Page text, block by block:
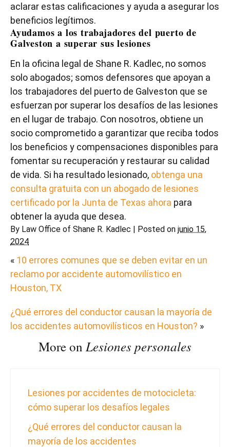
aclarar estas calificaciones y ayuda a asegurar los
beneficios legítimos.
Ayudamos a los trabajadores del puerto de
Galveston a superar sus lesiones
En la oficina legal de Shane R. Kadlec, no somos
solo abogados; somos defensores que apoyan a
los trabajadores del puerto de Galveston que se
esfuerzan por superar los desafíos de las lesiones
en el lugar de trabajo. Con nosotros, obtiene un
socio comprometido a garantizar que reciba todos
los beneficios y compensaciones disponibles para
fomentar su recuperación y restaurar su calidad
de vida. Si ha resultado lesionado, obtenga una
consulta gratuita con un abogado de lesiones
certificado por la Junta de Texas ahora para
obtener la ayuda que desea.
By Law Office of Shane R. Kadlec | Posted on junio 15,
2024
« 10 errores comunes que se deben evitar en un
reclamo por accidente automovilístico en
Houston, TX
¿Qué errores del conductor causan la mayoría de
los accidentes automovilísticos en Houston? »
More on Lesiones personales
Lesiones por accidentes de motocicleta:
cómo superar los desafíos legales
¿Qué errores del conductor causan la
mayoría de los accidentes